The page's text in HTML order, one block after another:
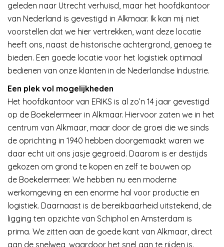
geleden naar Utrecht verhuisd, maar het hoofdkantoor
van Nederland is gevestigd in Alkmaar. Ik kan mij niet
voorstellen dat we hier vertrekken, want deze locatie
heeft ons, naast de historische achtergrond, genoeg te
bieden. Een goede locatie voor het logistiek optimaal
bedienen van onze klanten in de Nederlandse Industrie.
Een plek vol mogelijkheden
Het hoofdkantoor van ERIKS is al zo’n 14 jaar gevestigd
op de Boekelermeer in Alkmaar. Hiervoor zaten we in het
centrum van Alkmaar, maar door de groei die we sinds
de oprichting in 1940 hebben doorgemaakt waren we
daar echt uit ons jasje gegroeid. Daarom is er destijds
gekozen om grond te kopen en zelf te bouwen op
de Boekelermeer. We hebben nu een moderne
werkomgeving en een enorme hal voor productie en
logistiek. Daarnaast is de bereikbaarheid uitstekend, de
ligging ten opzichte van Schiphol en Amsterdam is
prima. We zitten aan de goede kant van Alkmaar, direct
aan de snelweg, waardoor het snel aan te rijden is.